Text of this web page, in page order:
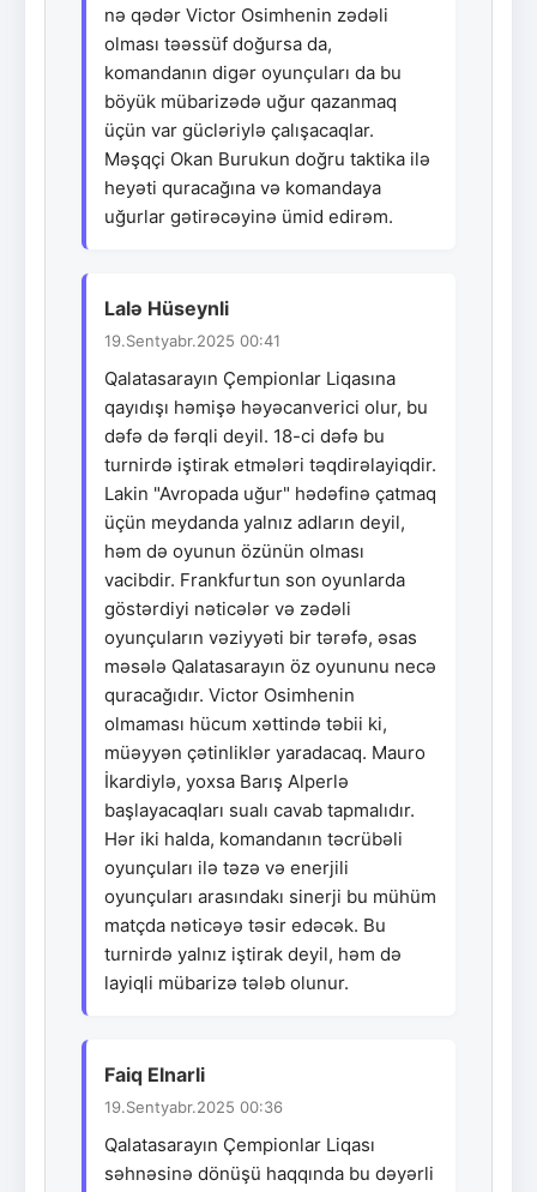
nə qədər Victor Osimhenin zədəli
olması təəssüf doğursa da,
komandanın digər oyunçuları da bu
böyük mübarizədə uğur qazanmaq
üçün var gücləriylə çalışacaqlar.
Məşqçi Okan Burukun doğru taktika ilə
heyəti quracağına və komandaya
uğurlar gətirəcəyinə ümid edirəm.
Lalə Hüseynli
19.Sentyabr.2025 00:41
Qalatasarayın Çempionlar Liqasına
qayıdışı həmişə həyəcanverici olur, bu
dəfə də fərqli deyil. 18-ci dəfə bu
turnirdə iştirak etmələri təqdirəlayiqdir.
Lakin "Avropada uğur" hədəfinə çatmaq
üçün meydanda yalnız adların deyil,
həm də oyunun özünün olması
vacibdir. Frankfurtun son oyunlarda
göstərdiyi nəticələr və zədəli
oyunçuların vəziyyəti bir tərəfə, əsas
məsələ Qalatasarayın öz oyununu necə
quracağıdır. Victor Osimhenin
olmaması hücum xəttində təbii ki,
müəyyən çətinliklər yaradacaq. Mauro
İkardiylə, yoxsa Barış Alperlə
başlayacaqları sualı cavab tapmalıdır.
Hər iki halda, komandanın təcrübəli
oyunçuları ilə təzə və enerjili
oyunçuları arasındakı sinerji bu mühüm
matçda nəticəyə təsir edəcək. Bu
turnirdə yalnız iştirak deyil, həm də
layiqli mübarizə tələb olunur.
Faiq Elnarli
19.Sentyabr.2025 00:36
Qalatasarayın Çempionlar Liqası
səhnəsinə dönüşü haqqında bu dəyərli